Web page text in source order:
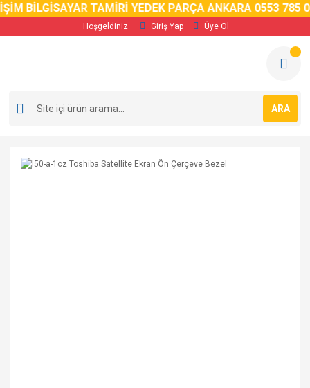
BİLGİSAYAR TAMİRİ YEDEK PARÇA ANKARA 0553 785 02
Hoşgeldiniz Giriş Yap Üye Ol
ARA